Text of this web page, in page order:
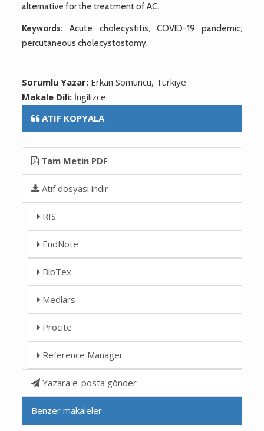
alternative for the treatment of AC.
Keywords: Acute cholecystitis, COVID-19 pandemic;
percutaneous cholecystostomy.
Sorumlu Yazar: Erkan Somuncu, Türkiye
Makale Dili: İngilizce
ATIF KOPYALA
Tam Metin PDF
Atıf dosyası indir
RIS
EndNote
BibTex
Medlars
Procite
Reference Manager
Yazara e-posta gönder
Benzer makaleler